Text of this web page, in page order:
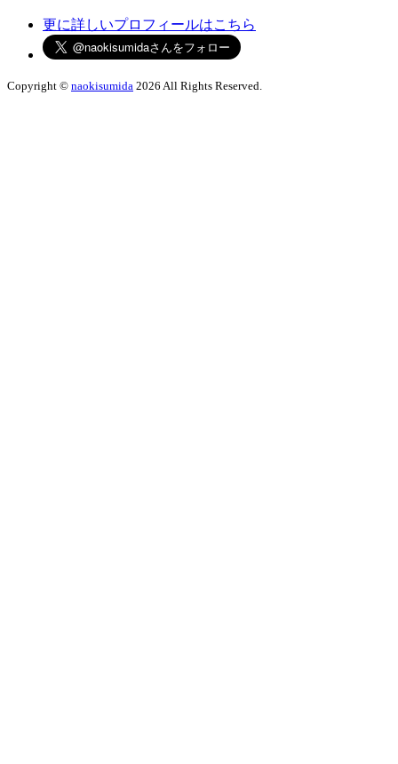
更に詳しいプロフィールはこちら
Copyright © naokisumida 2026 All Rights Reserved.